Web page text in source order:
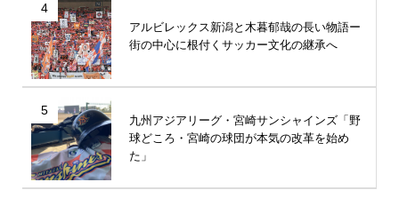
4
アルビレックス新潟と木暮郁哉の長い物語ー
街の中心に根付くサッカー文化の継承へ
5
九州アジアリーグ・宮崎サンシャインズ「野
球どころ・宮崎の球団が本気の改革を始め
た」